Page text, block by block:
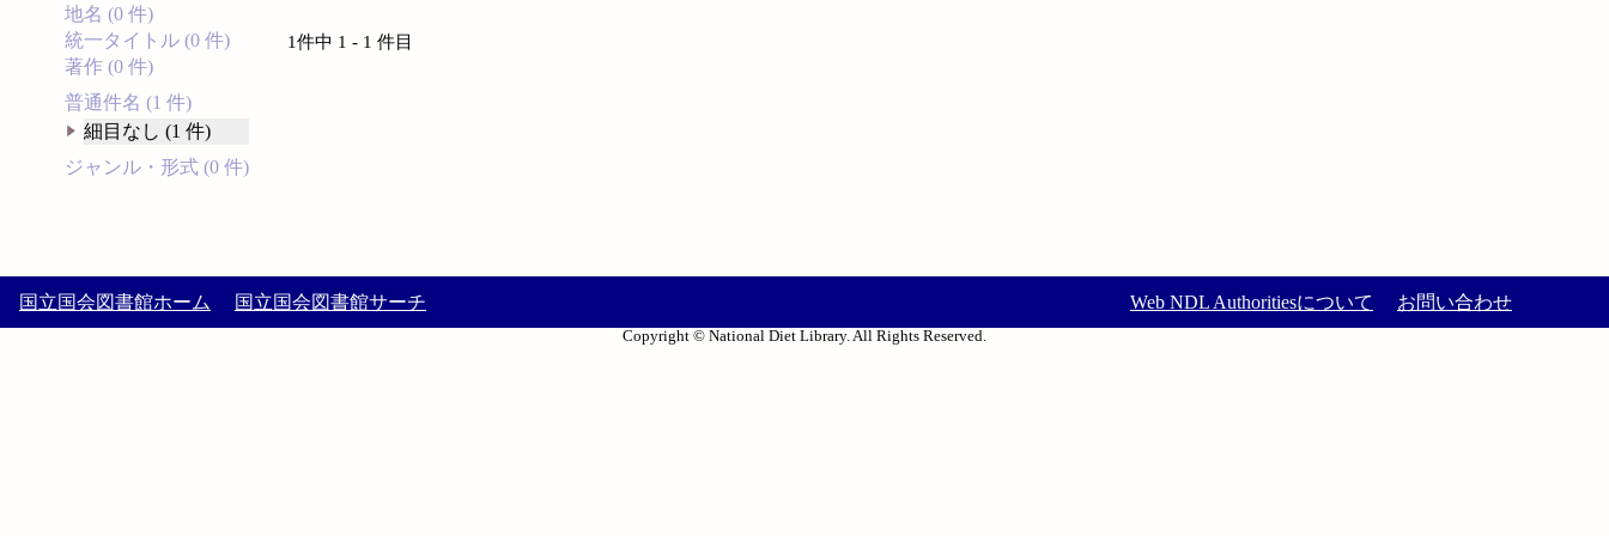
地名 (0 件)
統一タイトル (0 件)
著作 (0 件)
普通件名 (1 件)
細目なし (1 件)
ジャンル・形式 (0 件)
1件中 1 - 1 件目
国立国会図書館ホーム 国立国会図書館サーチ Web NDL Authoritiesについて お問い合わせ
Copyright © National Diet Library. All Rights Reserved.